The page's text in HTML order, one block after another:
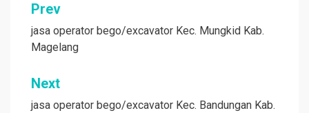
Post
navigation
Prev
jasa operator bego/excavator Kec. Mungkid Kab.
Magelang
Next
jasa operator bego/excavator Kec. Bandungan Kab.